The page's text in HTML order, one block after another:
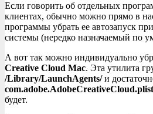
Если говорить об отдельных
клиентах, обычно можно прямо в
программы убрать ее автозапуск
системы (нередко назначаемый по
А вот так можно индивидуально
Creative Cloud Mac. Эта утилита
/Library/LaunchAgents/и
com.adobe.AdobeCreativeCloud.plist
будет.